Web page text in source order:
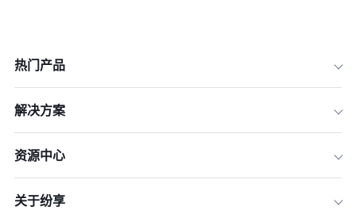
热门产品
解决方案
资源中心
关于纷享